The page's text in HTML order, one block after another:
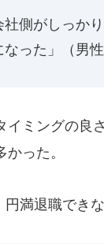
社側がしっか
なった」（男
イミングの良
かった。
満退職でき